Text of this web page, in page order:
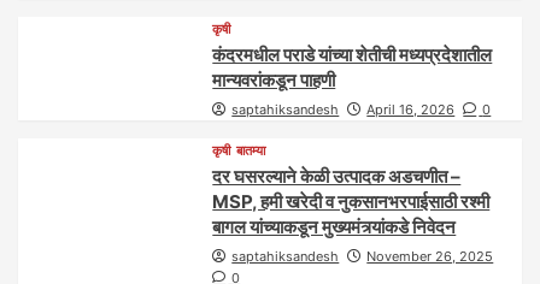
कृषी
कंदरमधील पराडे यांच्या शेतीची मध्यप्रदेशातील
मान्यवरांकडून पाहणी
saptahiksandesh April 16, 2026 0
कृषी बातम्या
दर घसरल्याने केळी उत्पादक अडचणीत –
MSP, हमी खरेदी व नुकसानभरपाईसाठी रश्मी
बागल यांच्याकडून मुख्यमंत्र्यांकडे निवेदन
saptahiksandesh
November 26, 2025
0